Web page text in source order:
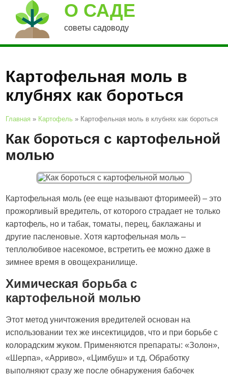
О САДЕ
советы садоводу
Картофельная моль в
клубнях как бороться
Главная » Картофель » Картофельная моль в клубнях как бороться
Как бороться с картофельной
молью
Картофельная моль (ее еще называют фторимеей) – это
прожорливый вредитель, от которого страдает не только
картофель, но и табак, томаты, перец, баклажаны и
другие пасленовые. Хотя картофельная моль –
теплолюбивое насекомое, встретить ее можно даже в
зимнее время в овощехранилище.
Химическая борьба с
картофельной молью
Этот метод уничтожения вредителей основан на
использовании тех же инсектицидов, что и при борьбе с
колорадским жуком. Применяются препараты: «Золон»,
«Шерпа», «Арриво», «Цимбуш» и т.д. Обработку
выполняют сразу же после обнаружения бабочек